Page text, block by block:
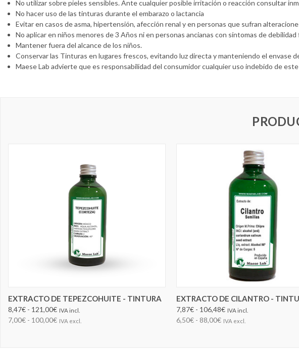
No utilizar sobre pieles sensibles. Ante cualquier posible irritación o reacción consultar
No hacer uso de las tinturas durante el embarazo o lactancia
Evitar en casos de asma, hipertensión, afección renal y en personas que sufran
No aplicar en niños menores de 3 Años ni en personas ancianas con síntomas de debilidad
Mantener fuera del alcance de los niños.
Conservar las Tinturas en lugares frescos, evitando luz directa y manteniendo el envase
Maese Lab advierte que es responsabilidad del consumidor cualquier uso indebido de
ELEGIR OPCIONES
EXTRACTO DE TEPEZCOHUITE - TINTURA
8,47€ - 121,00€ IVA incl.
7,00€ - 100,00€ IVA excl.
ELEGIR OPCIONES
EXTRACTO DE CILANTRO -
7,87€ - 106,48€ IVA incl.
6,50€ - 88,00€ IVA excl.